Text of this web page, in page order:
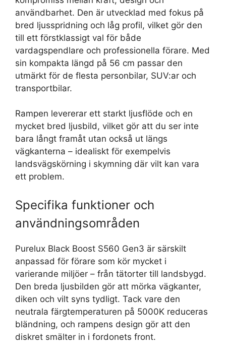
användbarhet. Den är utvecklad med fokus på
bred ljusspridning och låg profil, vilket gör den
till ett förstklassigt val för både
vardagspendlare och professionella förare. Med
sin kompakta längd på 56 cm passar den
utmärkt för de flesta personbilar, SUV:ar och
transportbilar.
Rampen levererar ett starkt ljusflöde och en
mycket bred ljusbild, vilket gör att du ser inte
bara långt framåt utan också ut längs
vägkanterna – idealiskt för exempelvis
landsvägskörning i skymning där vilt kan vara
ett problem.
Specifika funktioner och
användningsområden
Purelux Black Boost S560 Gen3 är särskilt
anpassad för förare som kör mycket i
varierande miljöer – från tätorter till landsbygd.
Den breda ljusbilden gör att mörka vägkanter,
diken och vilt syns tydligt. Tack vare den
neutrala färgtemperaturen på 5000K reduceras
bländning, och rampens design gör att den
diskret smälter in i fordonets front.